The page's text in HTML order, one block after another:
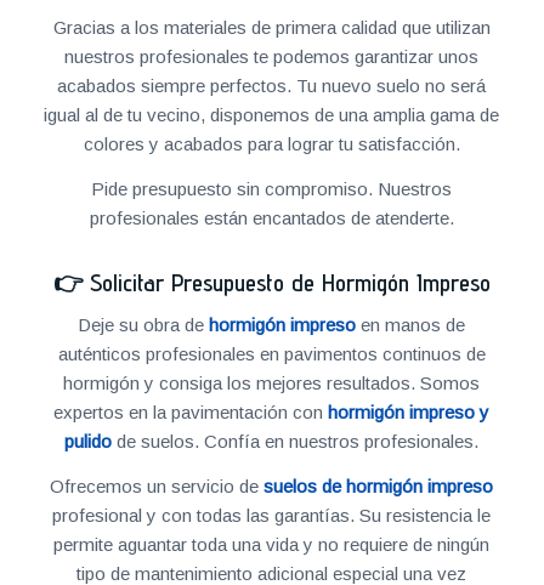
Gracias a los materiales de primera calidad que utilizan
nuestros profesionales te podemos garantizar unos
acabados siempre perfectos. Tu nuevo suelo no será
igual al de tu vecino, disponemos de una amplia gama de
colores y acabados para lograr tu satisfacción.
Pide presupuesto sin compromiso. Nuestros
profesionales están encantados de atenderte.
👉 Solicitar Presupuesto de Hormigón Impreso
Deje su obra dehormigón impreso en manos de
auténticos profesionales en pavimentos continuos de
hormigón y consiga los mejores resultados. Somos
expertos en la pavimentación conhormigón impreso y
pulido de suelos. Confía en nuestros profesionales.
Ofrecemos un servicio desuelos de hormigón impreso
profesional y con todas las garantías. Su resistencia le
permite aguantar toda una vida y no requiere de ningún
tipo de mantenimiento adicional especial una vez